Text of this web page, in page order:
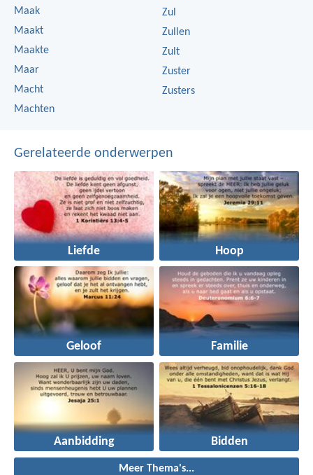
Maak
Maakt
Maakte
Maar
Macht
Machten
Zul
Zullen
Zult
Zuster
Zusters
Gerelateerde onderwerpen
Liefde Hoop
Geloof Familie
Aanbidding Bidden
Meer Thema's...